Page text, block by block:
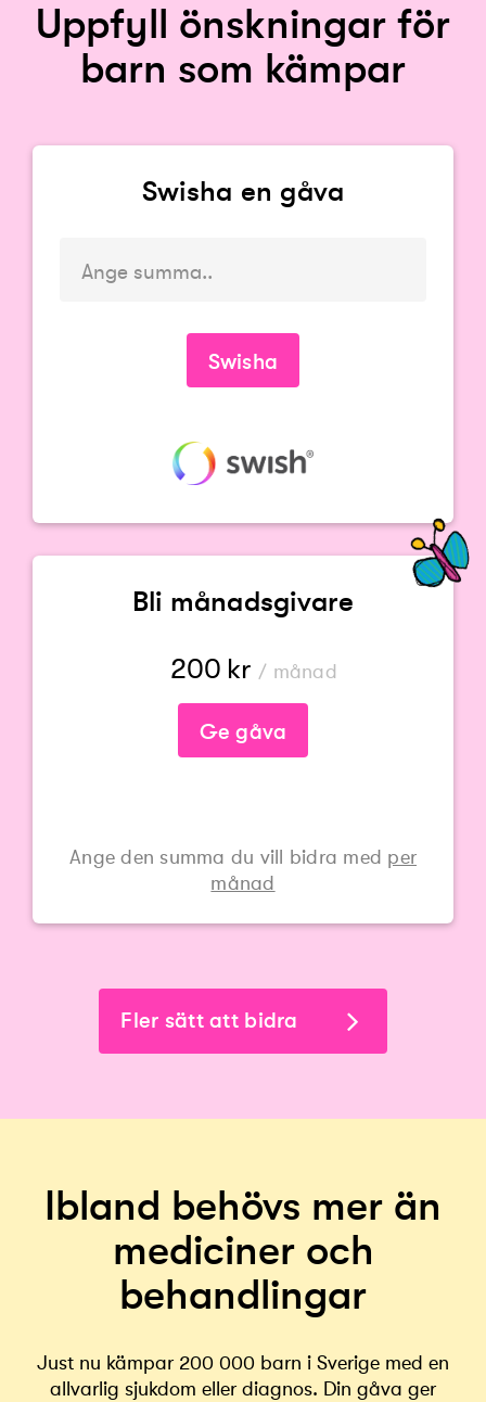
Uppfyll önskningar för
barn som kämpar
Swisha en gåva
Swisha
Bli månadsgivare
200 kr / månad
Ge gåva
Ange den summa du vill bidra med per
månad
Fler sätt att bidra
Ibland behövs mer än
mediciner och
behandlingar
Just nu kämpar 200 000 barn i Sverige med en
allvarlig sjukdom eller diagnos. Din gåva ger